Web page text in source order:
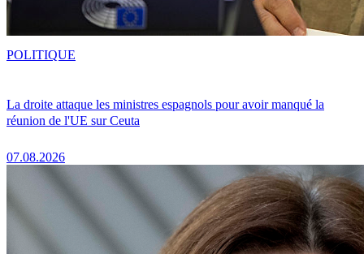
La droite attaque les ministres espagnols pour avoir manqué la
réunion de l'UE sur Ceuta
07.08.2026
POLITIQUE